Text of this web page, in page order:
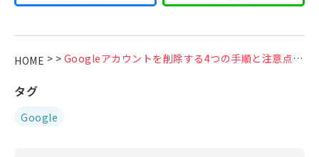
HOME > > Googleアカウントを削除する4つの手順と注意点をわかりやすく解説
タグ
Google